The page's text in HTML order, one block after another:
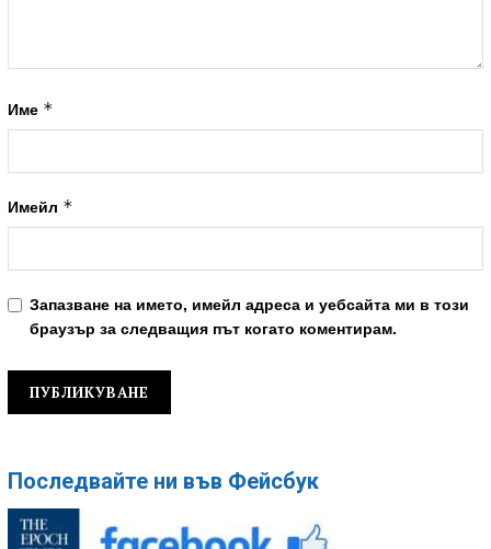
Име *
Имейл *
Запазване на името, имейл адреса и уебсайта ми в този
браузър за следващия път когато коментирам.
Последвайте ни във Фейсбук